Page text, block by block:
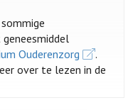
Ouderenzorg
.
over te lezen in de